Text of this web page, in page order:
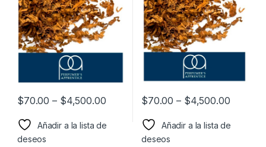
$70.00 – $4,500.00
Añadir a la lista de
deseos
$70.00 – $4,500.00
Añadir a la lista de
deseos